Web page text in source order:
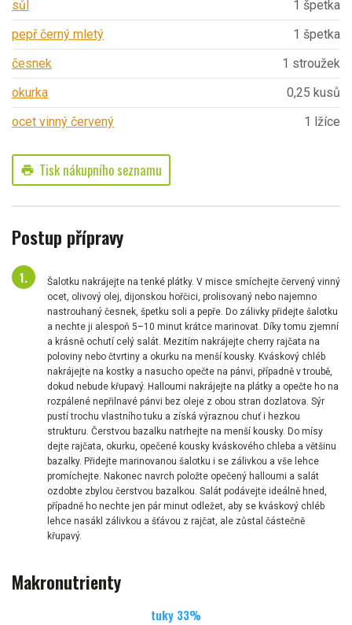
sůl
1 špetka
pepř černý mletý
1 špetka
česnek
1 stroužek
okurka
0,25 kusů
ocet vinný červený
1 lžíce
print Tisk nákupního seznamu
Postup přípravy
Šalotku nakrájejte na tenké plátky. V misce smíchejte červený vinný
ocet, olivový olej, dijonskou hořčici, prolisovaný nebo najemno
nastrouhaný česnek, špetku soli a pepře. Do zálivky přidejte šalotku
a nechte ji alespoň 5–10 minut krátce marinovat. Díky tomu zjemní
a krásně ochutí celý salát. Mezitím nakrájejte cherry rajčata na
poloviny nebo čtvrtiny a okurku na menší kousky. Kváskový chléb
nakrájejte na kostky a nasucho opečte na pánvi, případně v troubě,
dokud nebude křupavý. Halloumi nakrájejte na plátky a opečte ho na
rozpálené nepřilnavé pánvi bez oleje z obou stran dozlatova. Sýr
pustí trochu vlastního tuku a získá výraznou chuť i hezkou
strukturu. Čerstvou bazalku natrhejte na menší kousky. Do mísy
dejte rajčata, okurku, opečené kousky kváskového chleba a většinu
bazalky. Přidejte marinovanou šalotku i se zálivkou a vše lehce
promíchejte. Nakonec navrch položte opečený halloumi a salát
ozdobte zbylou čerstvou bazalkou. Salát podávejte ideálně hned,
případně ho nechte jen pár minut odležet, aby se kváskový chléb
lehce nasákl zálivkou a šťávou z rajčat, ale zůstal částečně
křupavý.
Makronutrienty
tuky 33%